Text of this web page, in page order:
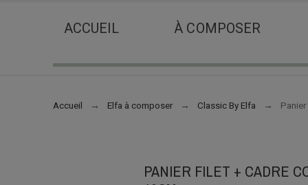
ACCUEIL À COMPOSER
Accueil Elfa à composer Classic By Elfa
PANIER FILET + CADRE